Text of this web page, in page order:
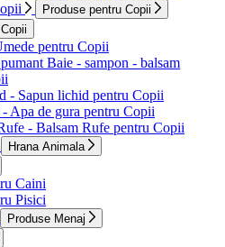
Produse pentru Copii
pentru Copii
Baie - sampon - balsam
- Sapun lichid pentru Copii
Apa de gura pentru Copii
- Balsam Rufe pentru Copii
Hrana Animala
Caini
Pisici
Produse Menaj